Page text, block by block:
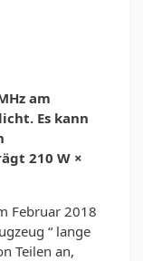
am
Es kann
210 W ×
Februar 2018
“ lange
Teilen an,